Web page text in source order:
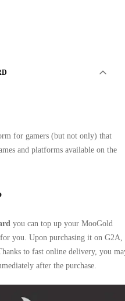
for gamers (but not only) that
and platforms available on the
you can top up your MooGold
you. Upon purchasing it on G2A,
to fast online delivery, you
after the purchase.